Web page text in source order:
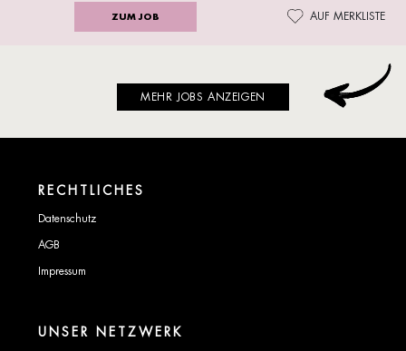
ZUM JOB AUF MERKLISTE
MEHR JOBS ANZEIGEN
RECHTLICHES
Datenschutz
AGB
Impressum
UNSER NETZWERK